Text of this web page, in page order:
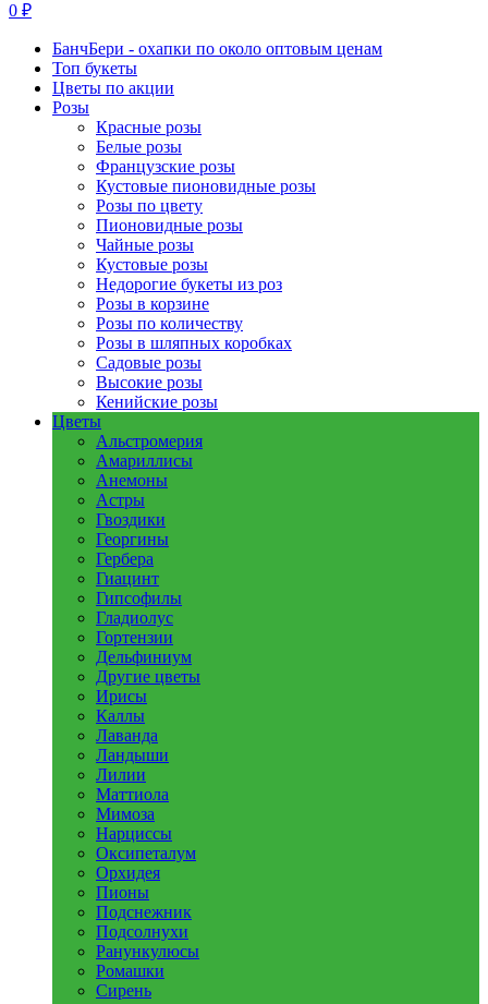
0 ₽
БанчБери - охапки по около оптовым ценам
Топ букеты
Цветы по акции
Розы
Красные розы
Белые розы
Французские розы
Кустовые пионовидные розы
Розы по цвету
Пионовидные розы
Чайные розы
Кустовые розы
Недорогие букеты из роз
Розы в корзине
Розы по количеству
Розы в шляпных коробках
Садовые розы
Высокие розы
Кенийские розы
Цветы
Альстромерия
Амариллисы
Анемоны
Астры
Гвоздики
Георгины
Гербера
Гиацинт
Гипсофилы
Гладиолус
Гортензии
Дельфиниум
Другие цветы
Ирисы
Каллы
Лаванда
Ландыши
Лилии
Маттиола
Мимоза
Нарциссы
Оксипеталум
Орхидея
Пионы
Подснежник
Подсолнухи
Ранункулюсы
Ромашки
Сирень